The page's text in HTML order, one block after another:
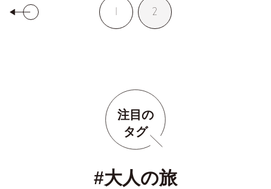
1 2
注目の
タグ
#大人の旅